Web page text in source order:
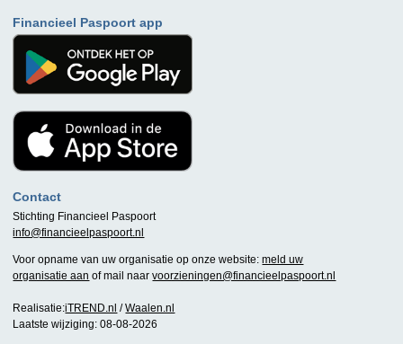
Financieel Paspoort app
Contact
Stichting Financieel Paspoort
info@financieelpaspoort.nl
Voor opname van uw organisatie op onze website:meld uw
organisatie aan of mail naarvoorzieningen@financieelpaspoort.nl
Realisatie:iTREND.nl /Waalen.nl
Laatste wijziging: 08-08-2026